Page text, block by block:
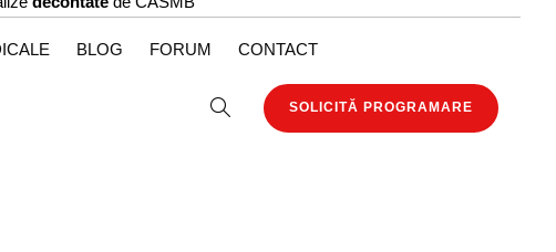
BLOG FORUM CONTACT
SOLICITĂ PROGRAMARE